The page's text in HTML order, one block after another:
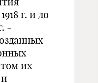
г. и до
-
их